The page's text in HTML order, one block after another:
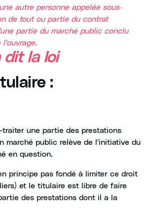
autre personne appelée sous-
de tout ou partie du contrat
partie du marché public conclu
dit la loi
:
traiter une partie des prestations
marché public relève de l'initiative du
en question.
principe pas fondé à limiter ce droit
et le titulaire est libre de faire
des prestations dont il a la